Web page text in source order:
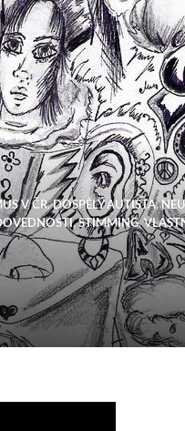
V ČR,DOSPĚLÝ AUTISTA,
,STIMMING,